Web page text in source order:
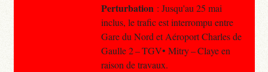
Perturbation : Jusqu'au 25 mai
inclus, le trafic est interrompu entre
Gare du Nord et Aéroport Charles de
Gaulle 2 – TGV• Mitry – Claye en
raison de travaux.